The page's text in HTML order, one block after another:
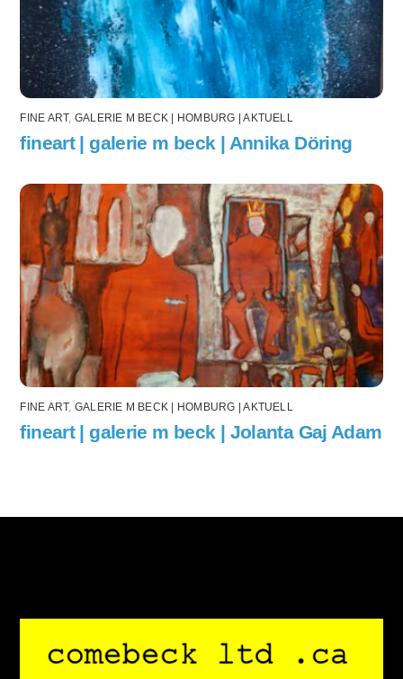
FINE ART, GALERIE M BECK | HOMBURG | AKTUELL
fineart | galerie m beck | Annika Döring
FINE ART, GALERIE M BECK | HOMBURG | AKTUELL
fineart | galerie m beck | Jolanta Gaj Adam
Back